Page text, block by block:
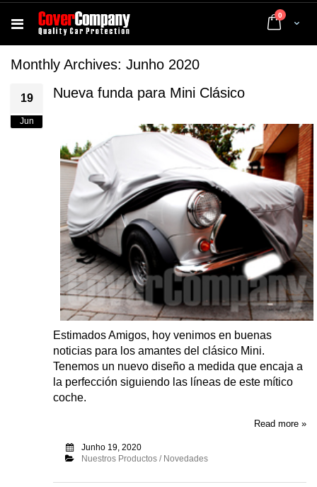
Cart
0 artigos
Monthly Archives: Junho 2020
19
Jun
Nueva funda para Mini Clásico
Estimados Amigos, hoy venimos en buenas
noticias para los amantes del clásico Mini.
Tenemos un nuevo diseño a medida que encaja a
la perfección siguiendo las líneas de este mítico
coche.
Read more »
Junho 19, 2020
Nuestros Productos / Novedades